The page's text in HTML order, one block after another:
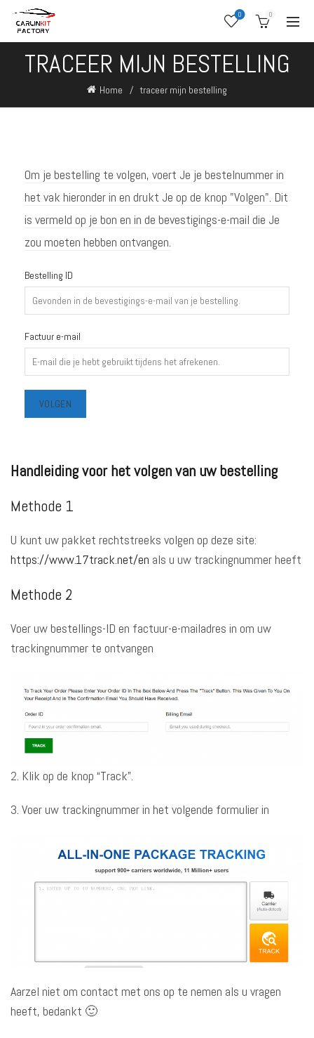
0 0
TRACEER MIJN BESTELLING
Home traceer mijn bestelling
Om je bestelling te volgen, voert Je je bestelnummer in
het vak hieronder in en drukt Je op de knop "Volgen". Dit
is vermeld op je bon en in de bevestigings-e-mail die Je
zou moeten hebben ontvangen.
Bestelling ID
Factuur e-mail
VOLGEN
Handleiding voor het volgen van uw bestelling
Methode 1
U kunt uw pakket rechtstreeks volgen op deze site:
https://www.17track.net/en als u uw trackingnummer heeft
Methode 2
Voer uw bestellings-ID en factuur-e-mailadres in om uw
trackingnummer te ontvangen
2. Klik op de knop “Track”.
3. Voer uw trackingnummer in het volgende formulier in
Aarzel niet om contact met ons op te nemen als u vragen
heeft, bedankt 🙂